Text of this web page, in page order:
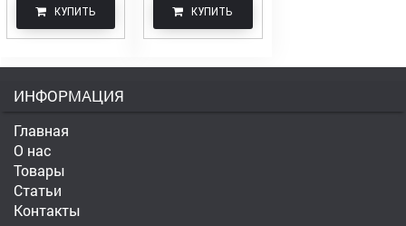
КУПИТЬ КУПИТЬ
ИНФОРМАЦИЯ
Главная
О нас
Товары
Статьи
Контакты